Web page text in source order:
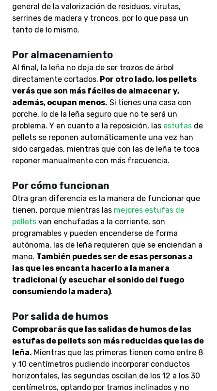
general de la valorización de residuos, virutas,
serrines de madera y troncos, por lo que pasa un
tanto de lo mismo.
Por almacenamiento
Al final, la leña no deja de ser trozos de árbol
directamente cortados. Por otro lado, los pellets
verás que son más fáciles de almacenar y,
además, ocupan menos. Si tienes una casa con
porche, lo de la leña seguro que no te será un
problema. Y en cuanto a la reposición, las estufas de
pellets se reponen automáticamente una vez han
sido cargadas, mientras que con las de leña te toca
reponer manualmente con más frecuencia.
Por cómo funcionan
Otra gran diferencia es la manera de funcionar que
tienen, porque mientras las mejores estufas de
pellets van enchufadas a la corriente, son
programables y pueden encenderse de forma
autónoma, las de leña requieren que se enciendan a
mano. También puedes ser de esas personas a
las que les encanta hacerlo a la manera
tradicional (y escuchar el sonido del fuego
consumiendo la madera).
Por salida de humos
Comprobarás que las salidas de humos de las
estufas de pellets son más reducidas que las de
leña. Mientras que las primeras tienen como entre 8
y 10 centímetros pudiendo incorporar conductos
horizontales, las segundas oscilan de los 12 a los 30
centímetros, optando por tramos inclinados y no